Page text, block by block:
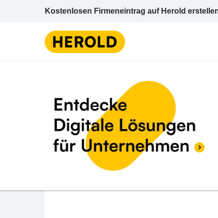
Kostenlosen Firmeneintrag auf Herold
Fahrschule
1.1 (3)3 BEWERTUNGEN BEWERTUNG
Fahrschule Mohaupt
Schweglerstraße 1 1150 Wien Wien 15